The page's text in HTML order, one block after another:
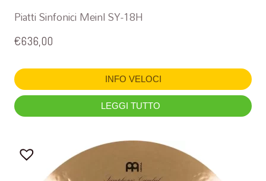
Piatti Sinfonici Meinl SY-18H
€636,00
INFO VELOCI
LEGGI TUTTO